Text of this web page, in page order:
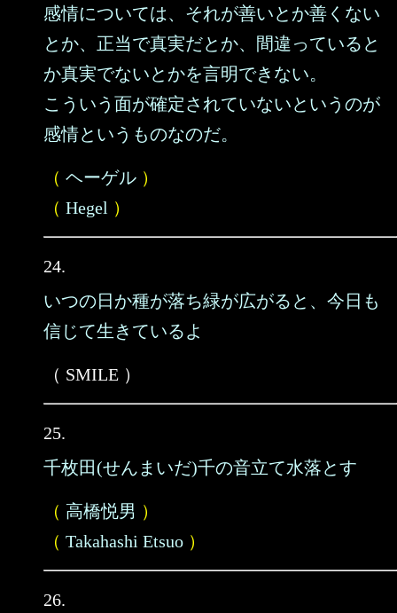
感情については、それが善いとか善くない
とか、正当で真実だとか、間違っていると
か真実でないとかを言明できない。
こういう面が確定されていないというのが
感情というものなのだ。
（ ヘーゲル ）
（ Hegel ）
24.
いつの日か種が落ち緑が広がると、今日も
信じて生きているよ
（ SMILE ）
25.
千枚田(せんまいだ)千の音立て水落とす
（ 高橋悦男 ）
（ Takahashi Etsuo ）
26.